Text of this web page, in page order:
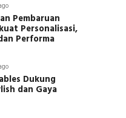
Pembaruan
Personalisasi,
Performa
Dukung
dan Gaya